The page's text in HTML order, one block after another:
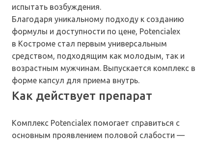
испытать возбуждения.
Благодаря уникальному подходу к созданию
формулы и доступности по цене, Potencialex
в Костроме стал первым универсальным
средством, подходящим как молодым, так и
возрастным мужчинам. Выпускается комплекс в
форме капсул для приема внутрь.
Как действует препарат
Комплекс Potencialex помогает справиться с
основным проявлением половой слабости —